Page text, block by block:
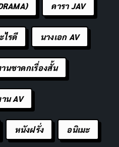
ดารา JAV
ไรดี นางเอก AV
นชาดกเรื่องสั้น
น AV
หนังฝรั่ง อนิเมะ